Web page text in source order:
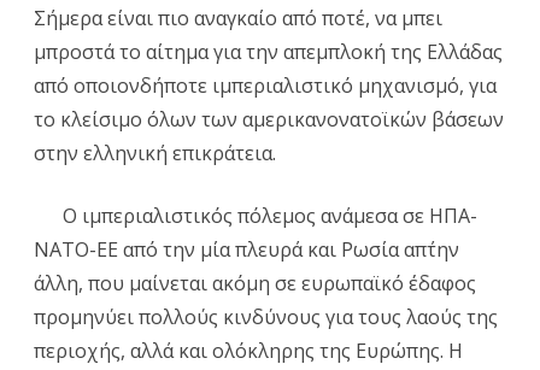
Σήμερα είναι πιο αναγκαίο από ποτέ, να μπει
μπροστά το αίτημα για την απεμπλοκή της Ελλάδας
από οποιονδήποτε ιμπεριαλιστικό μηχανισμό, για
το κλείσιμο όλων των αμερικανονατοϊκών βάσεων
στην ελληνική επικράτεια.
Ο ιμπεριαλιστικός πόλεμος ανάμεσα σε ΗΠΑ-
ΝΑΤΟ-ΕΕ από την μία πλευρά και Ρωσία απ΄την
άλλη, που μαίνεται ακόμη σε ευρωπαϊκό έδαφος
προμηνύει πολλούς κινδύνους για τους λαούς της
περιοχής, αλλά και ολόκληρης της Ευρώπης. Η